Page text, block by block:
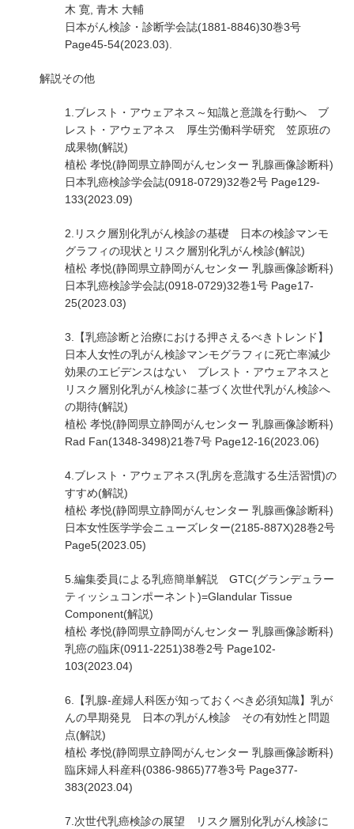
木 寛, 青木 大輔
日本がん検診・診断学会誌(1881-8846)30巻3号
Page45-54(2023.03).
解説その他
1.ブレスト・アウェアネス～知識と意識を行動へ ブ
レスト・アウェアネス 厚生労働科学研究 笠原班の
成果物(解説)
植松 孝悦(静岡県立静岡がんセンター 乳腺画像診断科)
日本乳癌検診学会誌(0918-0729)32巻2号 Page129-
133(2023.09)
2.リスク層別化乳がん検診の基礎 日本の検診マンモ
グラフィの現状とリスク層別化乳がん検診(解説)
植松 孝悦(静岡県立静岡がんセンター 乳腺画像診断科)
日本乳癌検診学会誌(0918-0729)32巻1号 Page17-
25(2023.03)
3.【乳癌診断と治療における押さえるべきトレンド】
日本人女性の乳がん検診マンモグラフィに死亡率減少
効果のエビデンスはない ブレスト・アウェアネスと
リスク層別化乳がん検診に基づく次世代乳がん検診へ
の期待(解説)
植松 孝悦(静岡県立静岡がんセンター 乳腺画像診断科)
Rad Fan(1348-3498)21巻7号 Page12-16(2023.06)
4.ブレスト・アウェアネス(乳房を意識する生活習慣)の
すすめ(解説)
植松 孝悦(静岡県立静岡がんセンター 乳腺画像診断科)
日本女性医学学会ニューズレター(2185-887X)28巻2号
Page5(2023.05)
5.編集委員による乳癌簡単解説 GTC(グランデュラー
ティッシュコンポーネント)=Glandular Tissue
Component(解説)
植松 孝悦(静岡県立静岡がんセンター 乳腺画像診断科)
乳癌の臨床(0911-2251)38巻2号 Page102-
103(2023.04)
6.【乳腺-産婦人科医が知っておくべき必須知識】乳が
んの早期発見 日本の乳がん検診 その有効性と問題
点(解説)
植松 孝悦(静岡県立静岡がんセンター 乳腺画像診断科)
臨床婦人科産科(0386-9865)77巻3号 Page377-
383(2023.04)
7.次世代乳癌検診の展望 リスク層別化乳がん検診に